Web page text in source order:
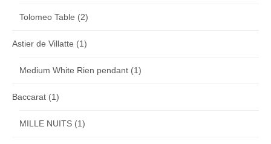
Tolomeo Table (2)
Astier de Villatte (1)
Medium White Rien pendant (1)
Baccarat (1)
MILLE NUITS (1)